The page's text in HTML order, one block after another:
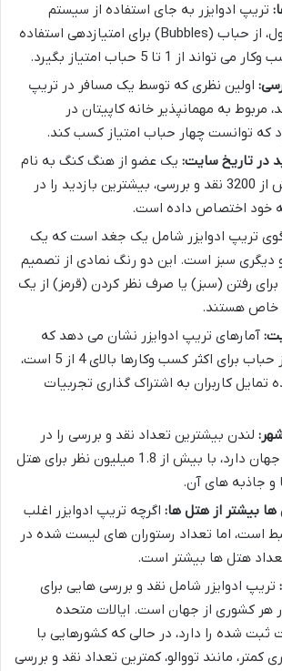
تریپ ادوایزر به جای استفاده از سیستم
ستاره ای متداول، از حباب (Bubbles) برای امتیازدهی استفاده
از 1 تا 5 حباب امتیاز بگیرد.
اولین نظری که توسط یک مسافر در تریپ
مربوط به مهمانپذیر خانه کاپیتان در
که توانست چهار حباب امتیاز کسب کند.
در تاریخ سایت: یک عضو از هنگ کنگ به نام
بردجیل با بیش از 3200 نقد و بررسی، بیشترین بازدید را در
خود اختصاص داده است.
تریپ ادوایزر شامل یک جغد است که یک
دیگری سبز است. این دو رنگ نمادی از تصمیم
رفتن (سبز) یا صرف نظر کردن (قرمز) از یک
خاص هستند.
آمارهای تریپ ادوایزر نشان می دهد که
میانگین امتیاز حباب برای اکثر کسب وکارها بالای 4 از 5 است،
تمایل کاربران به اشتراک گذاری تجربیات
لندن بیشترین تعداد نقد و بررسی را در
میان شهرهای جهان دارد، با بیش از 1.8 میلیون نظر برای هتل
و جاذبه های آن.
ها بیشتر از هتل ها: اگرچه تریپ ادوایزر اغلب
است، اما تعداد رستوران های لیست شده در
تعداد هتل ها بیشتر است.
تریپ ادوایزر شامل نقد و بررسی هایی برای
هر کشوری از جهان است. ایالات متحده
ثبت شده را دارد، در حالی که کشورهایی با
کمتر، مانند تووالو، کمترین تعداد نقد و بررسی